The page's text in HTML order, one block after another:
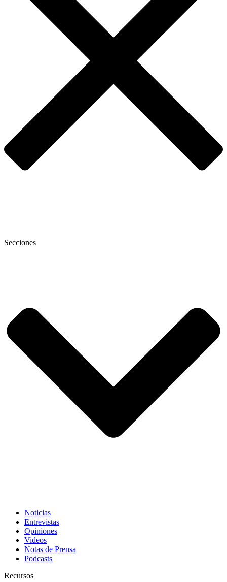
Secciones
Noticias
Entrevistas
Opiniones
Videos
Notas de Prensa
Podcasts
Recursos